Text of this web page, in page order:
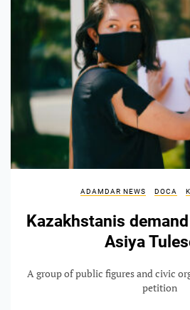
ADAMDAR NEWS DOCA
Kazakhstanis
Asiya
A group of public figures and civic
petition